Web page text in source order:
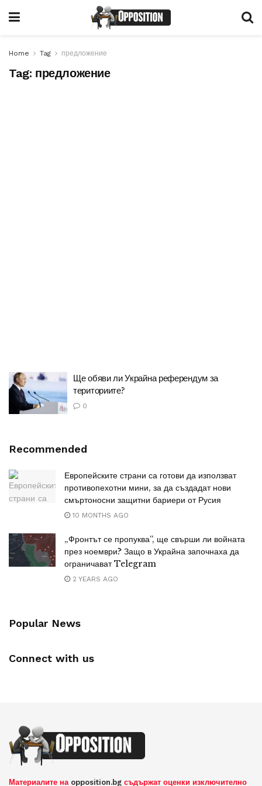
Home Tag предложение
Tag: предложение
Ще обяви ли Украйна референдум за
териториите?
0
Recommended
Европейските страни са готови да използват
противопехотни мини, за да създадат нови
смъртоносни защитни бариери от Русия
10 MONTHS AGO
„Фронтът се пропуква“, ще свърши ли войната
през ноември? Защо в Украйна започнаха да
ограничават Telegram
2 YEARS AGO
Popular News
Connect with us
Материалите на opposition.bg съдържат оценки изключително